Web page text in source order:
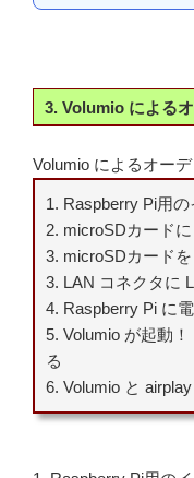
3. Volumio による
Volumio によるオー
1. Raspberry Pi用
2. microSDカード
3. microSDカード
3. LAN コネクタに
4. Raspberry Pi に
5. Volumio が起動
る
6. Volumio と